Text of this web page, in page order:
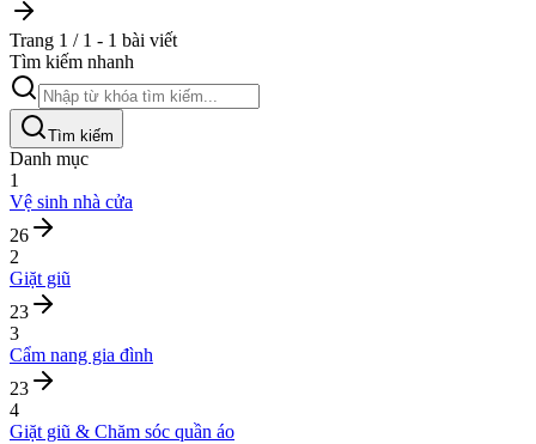
Trang 1 / 1 - 1 bài viết
Tìm kiếm nhanh
Tìm kiếm
Danh mục
1
Vệ sinh nhà cửa
26
2
Giặt giũ
23
3
Cẩm nang gia đình
23
4
Giặt giũ & Chăm sóc quần áo